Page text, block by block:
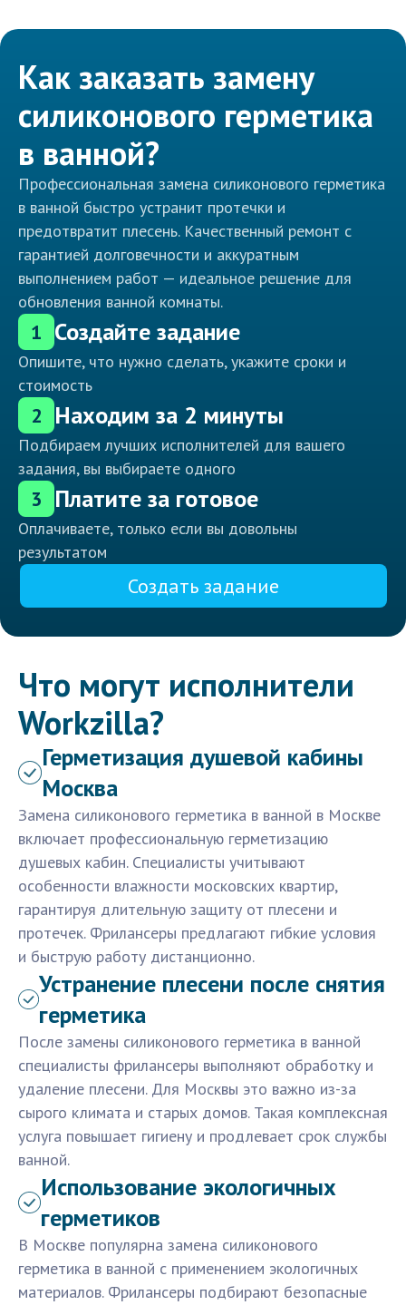
Как заказать замену
силиконового герметика
в ванной?
Профессиональная замена силиконового герметика
в ванной быстро устранит протечки и
предотвратит плесень. Качественный ремонт с
гарантией долговечности и аккуратным
выполнением работ — идеальное решение для
обновления ванной комнаты.
1 Создайте задание
Опишите, что нужно сделать, укажите сроки и
стоимость
2 Находим за 2 минуты
Подбираем лучших исполнителей для вашего
задания, вы выбираете одного
3 Платите за готовое
Оплачиваете, только если вы довольны
результатом
Создать задание
Что могут исполнители
Workzilla?
Герметизация душевой кабины
Москва
Замена силиконового герметика в ванной в Москве
включает профессиональную герметизацию
душевых кабин. Специалисты учитывают
особенности влажности московских квартир,
гарантируя длительную защиту от плесени и
протечек. Фрилансеры предлагают гибкие условия
и быструю работу дистанционно.
Устранение плесени после снятия
герметика
После замены силиконового герметика в ванной
специалисты фрилансеры выполняют обработку и
удаление плесени. Для Москвы это важно из-за
сырого климата и старых домов. Такая комплексная
услуга повышает гигиену и продлевает срок службы
ванной.
Использование экологичных
герметиков
В Москве популярна замена силиконового
герметика в ванной с применением экологичных
материалов. Фрилансеры подбирают безопасные